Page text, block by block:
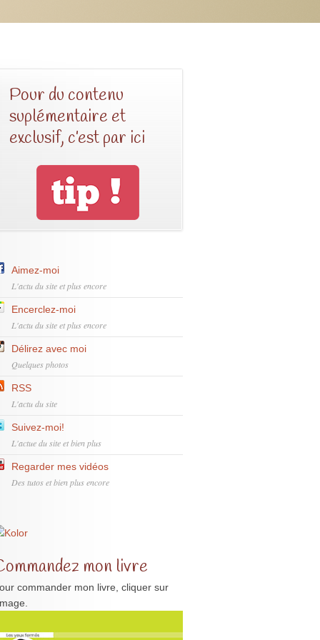
Pour du contenu
suplémentaire et
exclusif, c’est par ici
Aimez-moi
L'actu du site et plus encore
Encerclez-moi
L'actu du site et plus encore
Délirez avec moi
Quelques photos
RSS
L'actu du site
Suivez-moi!
L'actue du site et bien plus
Regarder mes vidéos
Des tutos et bien plus encore
mon livre
commander mon livre, cliquer sur